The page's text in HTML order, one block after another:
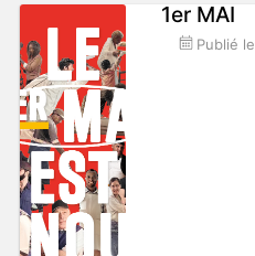
1er MAI
Publié le